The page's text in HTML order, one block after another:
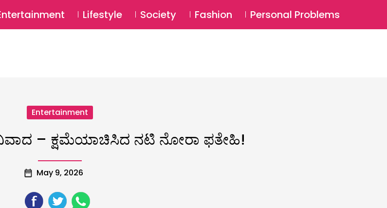
SUBSCRIBE Login ⚲
Lifestyle Society Fashion Personal Problems
Entertainment
ವಿವಾದ – ಕ್ಷಮೆಯಾಚಿಸಿದ ನಟಿ ನೋರಾ ಫತೇಹಿ!
May 9, 2026